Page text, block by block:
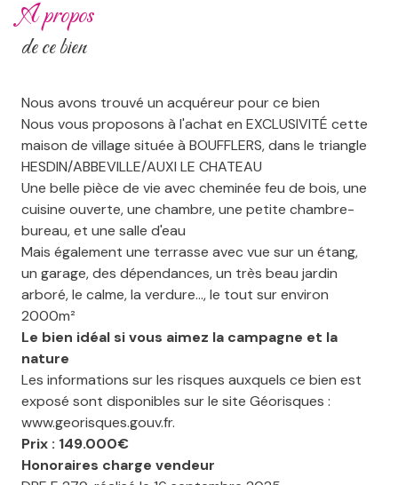
a propos
de ce bien
Nous avons trouvé un acquéreur pour ce bien
Nous vous proposons à l'achat en EXCLUSIVITÉ cette
maison de village située à BOUFFLERS, dans le triangle
HESDIN/ABBEVILLE/AUXI LE CHATEAU
Une belle pièce de vie avec cheminée feu de bois, une
cuisine ouverte, une chambre, une petite chambre-
bureau, et une salle d'eau
Mais également une terrasse avec vue sur un étang,
un garage, des dépendances, un très beau jardin
arboré, le calme, la verdure..., le tout sur environ
2000m²
Le bien idéal si vous aimez la campagne et la
nature
Les informations sur les risques auxquels ce bien est
exposé sont disponibles sur le site Géorisques :
www.georisques.gouv.fr.
Prix : 149.000€
Honoraires charge vendeur